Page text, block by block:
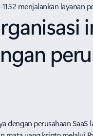
menjalankan layanan
perusahaan